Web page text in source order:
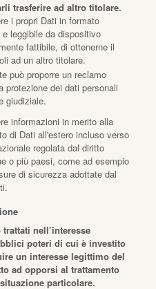
trasferire ad altro titolare.
i propri Dati in formato
leggibile da dispositivo
fattibile, di ottenerne il
ad un altro titolare.
può proporre un reclamo
protezione dei dati personali
giudiziale.
informazioni in merito alla
di Dati all'estero incluso verso
regolata dal diritto
o più paesi, come ad esempio
di sicurezza adottate dal
nell’interesse
poteri di cui è investito
un interesse legittimo del
ad opporsi al trattamento
particolare.